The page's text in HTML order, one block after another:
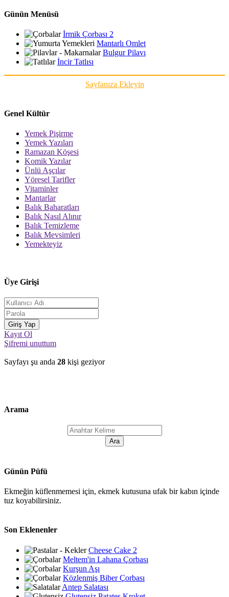
Günün Menüsü
İrmik Çorbası 2
Mantarlı Omlet
Bulgur Pilavı
İncir Tatlısı
Sayfanıza Ekleyin
Genel Kültür
Yemek Pişirme
Yemek Yazıları
Ramazan Köşesi
Komik Yazılar
Ünlü Aşçılar
Yöresel Tarifler
Vitaminler
Mantarlar
Balık Baharatları
Balık Nasıl Alınır
Balık Temizleme
Balık Mevsimleri
Yemekteyiz
Üye Girişi
Kayıt Ol
Şifremi unuttum
Sayfayı şu anda 28 kişi geziyor
Arama
Günün Püfü
Ekmeğin küflenmemesi için, ekmek kutusuna ufak bir kabın içinde
tuz koyabilirsiniz.
Son Eklenenler
Cheese Cake 2
Meltem'in Lahana Çorbası
Kurşun Aşı
Közlenmiş Biber Çorbası
Antep Salatası